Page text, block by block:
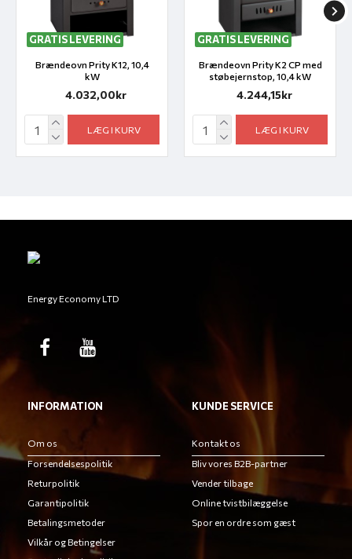
GRATIS LEVERING
Brændeovn Prity K12, 10,4
kW
4.032,00kr
LÆG I KURV
GRATIS LEVERING
Brændeovn Prity K2 CP med
støbejernstop, 10,4 kW
4.244,15kr
LÆG I KURV
Energy Economy LTD
INFORMATION
Om os
Forsendelsespolitik
Returpolitik
Garantipolitik
Betalingsmetoder
Vilkår og Betingelser
KUNDE SERVICE
Kontakt os
Bliv vores B2B-partner
Vender tilbage
Online tvistbilæggelse
Spor en ordre som gæst